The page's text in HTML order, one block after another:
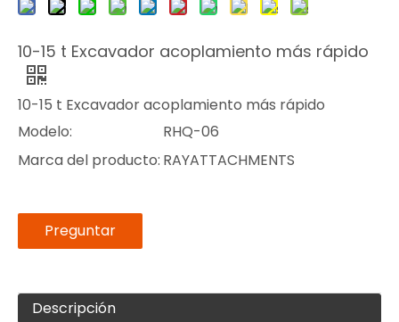
10-15 t Excavador acoplamiento más rápido
10-15 t Excavador acoplamiento más rápido
Modelo:
RHQ-06
Marca del producto: RAYATTACHMENTS
Preguntar
Descripción